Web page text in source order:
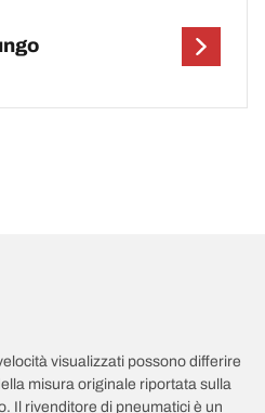
visualizzati possono differire
misura originale riportata sulla
Il rivenditore di pneumatici è un